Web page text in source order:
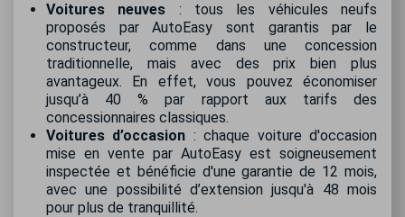
Voitures neuves : tous les véhicules neufs
proposés par AutoEasy sont garantis par le
constructeur, comme dans une concession
traditionnelle, mais avec des prix bien plus
avantageux. En effet, vous pouvez économiser
jusqu’à 40 % par rapport aux tarifs des
concessionnaires classiques.
Voitures d’occasion : chaque voiture d'occasion
mise en vente par AutoEasy est soigneusement
inspectée et bénéficie d'une garantie de 12 mois,
avec une possibilité d’extension jusqu'à 48 mois
pour plus de tranquillité.